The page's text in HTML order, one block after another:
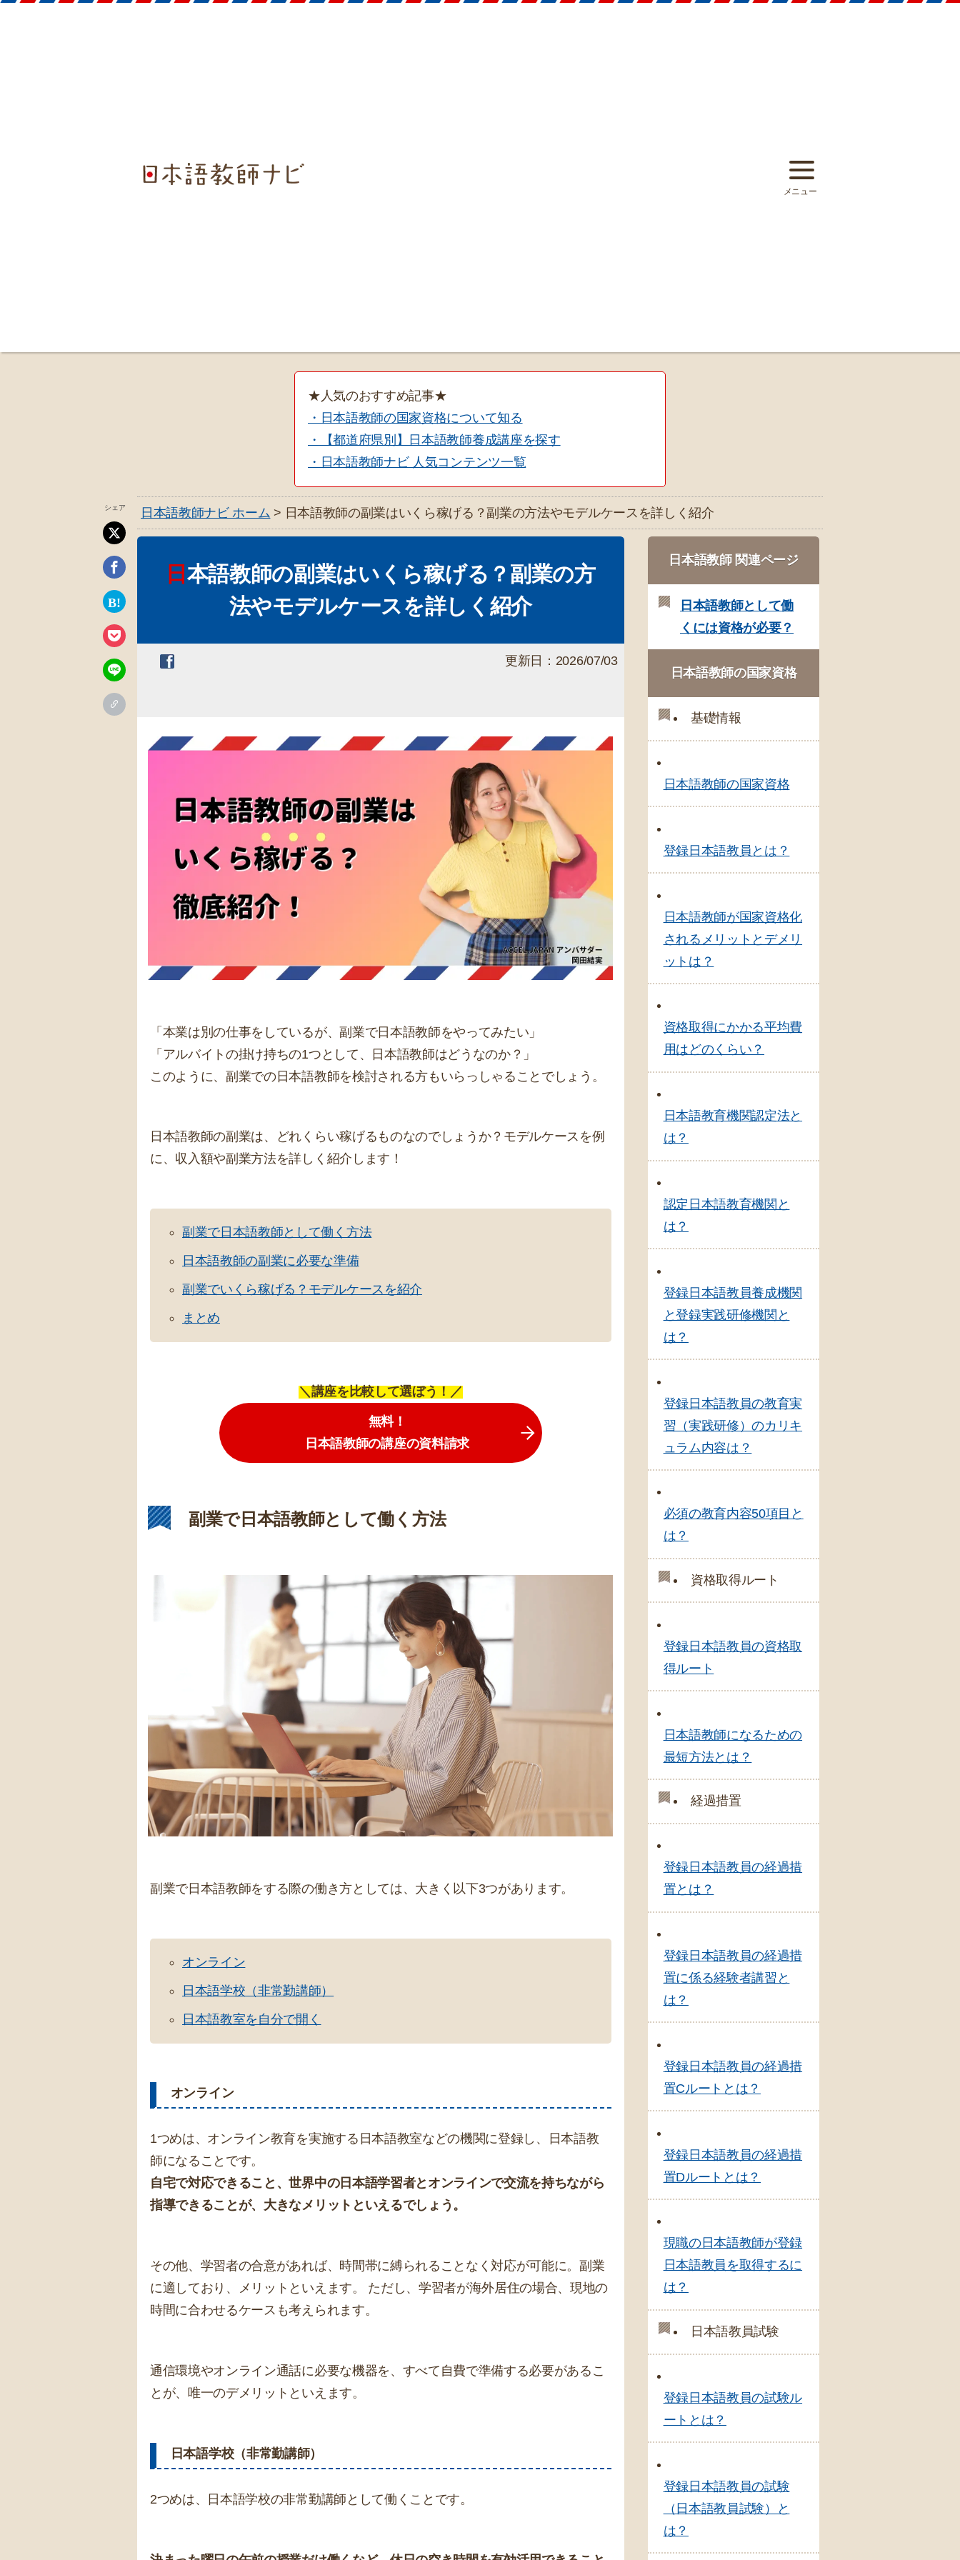
★人気のおすすめ記事★
・日本語教師の国家資格について知る
・【都道府県別】日本語教師養成講座を探す
・日本語教師ナビ 人気コンテンツ一覧
シェア 日本語教師ナビ ホーム > 日本語教師の副業はいくら稼げる？副業の方法やモデルケースを詳しく紹介
日本語教師の副業はいくら稼げる？副業の方
法やモデルケースを詳しく紹介
更新日：2026/07/03
「本業は別の仕事をしているが、副業で日本語教師をやってみたい」
「アルバイトの掛け持ちの1つとして、日本語教師はどうなのか？」
このように、副業での日本語教師を検討される方もいらっしゃることでしょう。
日本語教師の副業は、どれくらい稼げるものなのでしょうか？モデルケースを例
に、収入額や副業方法を詳しく紹介します！
副業で日本語教師として働く方法
日本語教師の副業に必要な準備
副業でいくら稼げる？モデルケースを紹介
まとめ
＼講座を比較して選ぼう！／
無料！
日本語教師の講座の資料請求
副業で日本語教師として働く方法
副業で日本語教師をする際の働き方としては、大きく以下3つがあります。
オンライン
日本語学校（非常勤講師）
日本語教室を自分で開く
オンライン
1つめは、オンライン教育を実施する日本語教室などの機関に登録し、日本語教
師になることです。
自宅で対応できること、世界中の日本語学習者とオンラインで交流を持ちながら
指導できることが、大きなメリットといえるでしょう。
その他、学習者の合意があれば、時間帯に縛られることなく対応が可能に。副業
に適しており、メリットといえます。 ただし、学習者が海外居住の場合、現地の
時間に合わせるケースも考えられます。
通信環境やオンライン通話に必要な機器を、すべて自費で準備する必要があるこ
とが、唯一のデメリットといえます。
日本語学校（非常勤講師）
2つめは、日本語学校の非常勤講師として働くことです。
日本語教師 関連ページ
日本語教師として働
くには資格が必要？
日本語教師の国家資格
基礎情報
日本語教師の国家資格
登録日本語教員とは？
日本語教師が国家資格化
されるメリットとデメリ
ットは？
資格取得にかかる平均費
用はどのくらい？
日本語教育機関認定法と
は？
認定日本語教育機関と
は？
登録日本語教員養成機関
と登録実践研修機関と
は？
登録日本語教員の教育実
習（実践研修）のカリキ
ュラム内容は？
必須の教育内容50項目と
は？
資格取得ルート
登録日本語教員の資格取
得ルート
日本語教師になるための
最短方法とは？
経過措置
登録日本語教員の経過措
置とは？
登録日本語教員の経過措
置に係る経験者講習と
は？
登録日本語教員の経過措
置Cルートとは？
登録日本語教員の経過措
置Dルートとは？
現職の日本語教師が登録
日本語教員を取得するに
は？
日本語教員試験
登録日本語教員の試験ル
ートとは？
登録日本語教員の試験
（日本語教員試験）と
は？